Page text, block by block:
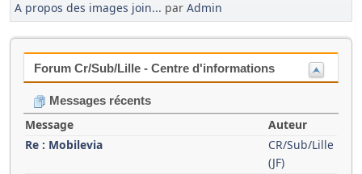
A propos des images join... par Admin
Forum Cr/Sub/Lille - Centre d'informations
Messages récents
Message
Auteur
Re : Mobilevia
CR/Sub/Lille
(JF)